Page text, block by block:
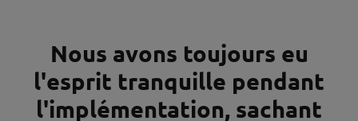
Nous avons toujours eu
l'esprit tranquille pendant
l'implémentation, sachant